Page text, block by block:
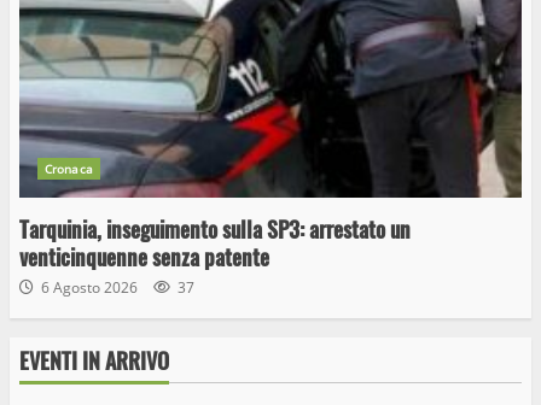
Cronaca
Tarquinia, inseguimento sulla SP3: arrestato un
venticinquenne senza patente
6 Agosto 2026 37
EVENTI IN ARRIVO